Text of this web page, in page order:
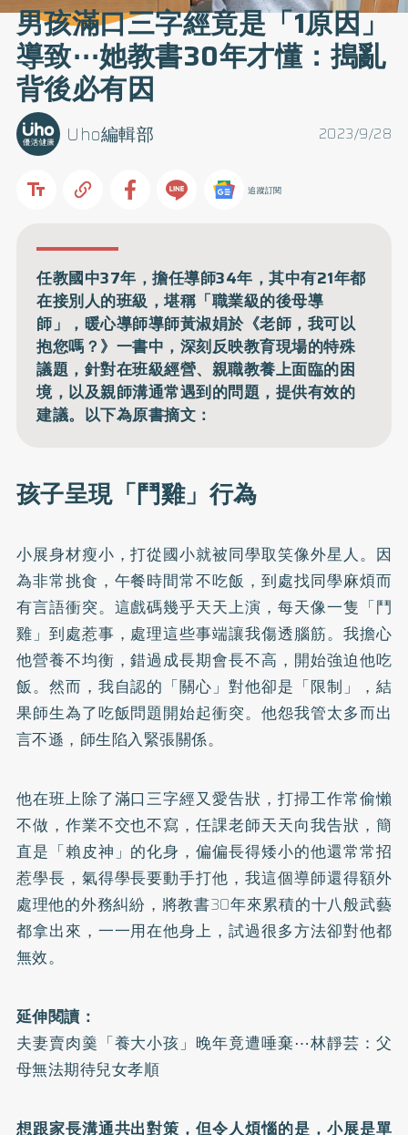
男孩滿口三字經竟是「1原因」
導致⋯她教書30年才懂：搗亂
背後必有因
2023/9/28
Uho編輯部
追蹤訂閱
任教國中37年，擔任導師34年，其中有21年都
在接別人的班級，堪稱「職業級的後母導
師」，暖心導師導師黃淑娟於《老師，我可以
抱您嗎？》一書中，深刻反映教育現場的特殊
議題，針對在班級經營、親職教養上面臨的困
境，以及親師溝通常遇到的問題，提供有效的
建議。以下為原書摘文：
孩子呈現「鬥雞」行為
小展身材瘦小，打從國小就被同學取笑像外星人。因
為非常挑食，午餐時間常不吃飯，到處找同學麻煩而
有言語衝突。這戲碼幾乎天天上演，每天像一隻「鬥
雞」到處惹事，處理這些事端讓我傷透腦筋。我擔心
他營養不均衡，錯過成長期會長不高，開始強迫他吃
飯。然而，我自認的「關心」對他卻是「限制」，結
果師生為了吃飯問題開始起衝突。他怨我管太多而出
言不遜，師生陷入緊張關係。
他在班上除了滿口三字經又愛告狀，打掃工作常偷懶
不做，作業不交也不寫，任課老師天天向我告狀，簡
直是「賴皮神」的化身，偏偏長得矮小的他還常常招
惹學長，氣得學長要動手打他，我這個導師還得額外
處理他的外務糾紛，將教書30年來累積的十八般武藝
都拿出來，一一用在他身上，試過很多方法卻對他都
無效。
延伸閱讀：
夫妻賣肉羹「養大小孩」晚年竟遭唾棄⋯林靜芸：父
母無法期待兒女孝順
想跟家長溝通共出對策，但令人煩惱的是，小展是單